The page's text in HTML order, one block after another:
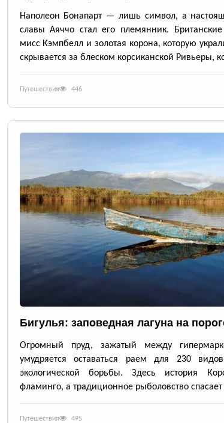
Наполеон Бонапарт — лишь символ, а
славы Аяччо стал его племянник.
мисс Кэмпбелл и золотая корона, которую
скрывается за блеском корсиканской Ривьеры,
Путешествия 446
Бигулья: заповедная лагуна на
Огромный пруд, зажатый между
умудряется оставаться раем для 230
экологической борьбы. Здесь история
фламинго, а традиционное рыболовство спасает
Путешествия 495